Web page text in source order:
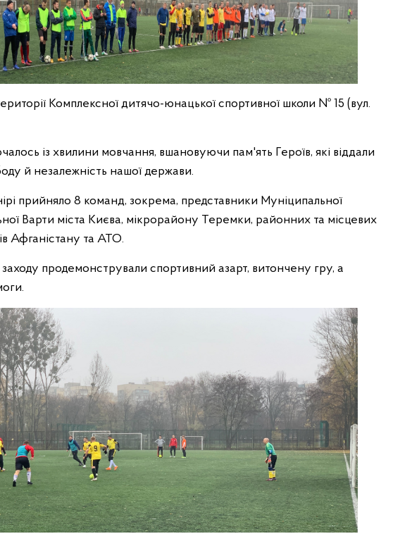
Комплексної дитячо-юнацької спортивної школи № 15 (вул.
із хвилини мовчання, вшановуючи пам'ять Героїв, які віддали
й незалежність нашої держави.
прийняло 8 команд, зокрема, представники Муніципальної
Варти міста Києва, мікрорайону Теремки, районних та місцевих
Афганістану та АТО.
продемонстрували спортивний азарт, витончену гру, а